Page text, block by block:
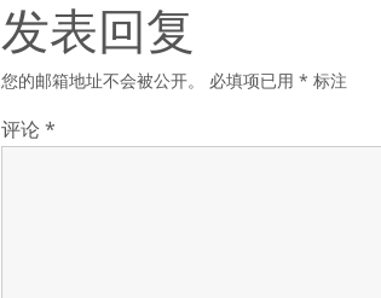
发表回复
您的邮箱地址不会被公开。 必填项已用 * 标注
评论*